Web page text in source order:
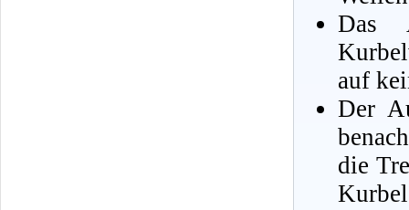
Das
auf
Der
die